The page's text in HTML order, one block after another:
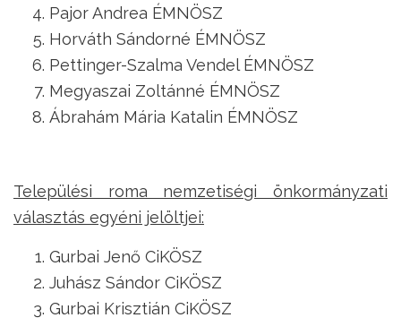
Pajor Andrea ÉMNÖSZ
Horváth Sándorné ÉMNÖSZ
Pettinger-Szalma Vendel ÉMNÖSZ
Megyaszai Zoltánné ÉMNÖSZ
Ábrahám Mária Katalin ÉMNÖSZ
Települési roma nemzetiségi önkormányzati
választás egyéni jelöltjei:
Gurbai Jenő CiKÖSZ
Juhász Sándor CiKÖSZ
Gurbai Krisztián CiKÖSZ